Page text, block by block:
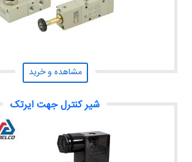
مشاهده و خرید
شیر کنترل جهت ایرتک